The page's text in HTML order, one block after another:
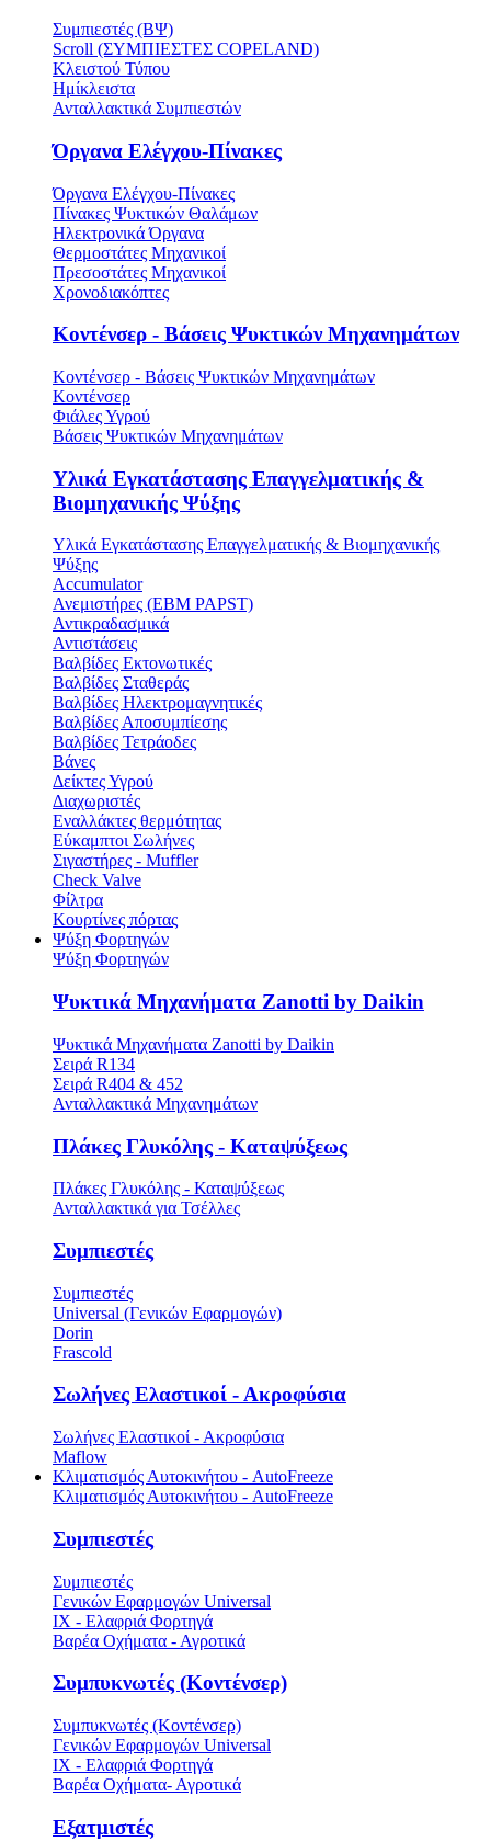
Συμπιεστές (ΒΨ)
Scroll (ΣΥΜΠΙΕΣΤΕΣ COPELAND)
Κλειστού Τύπου
Ημίκλειστα
Ανταλλακτικά Συμπιεστών
Όργανα Ελέγχου-Πίνακες
Όργανα Ελέγχου-Πίνακες
Πίνακες Ψυκτικών Θαλάμων
Ηλεκτρονικά Όργανα
Θερμοστάτες Μηχανικοί
Πρεσοστάτες Μηχανικοί
Χρονοδιακόπτες
Κοντένσερ - Βάσεις Ψυκτικών Μηχανημάτων
Κοντένσερ - Βάσεις Ψυκτικών Μηχανημάτων
Κοντένσερ
Φιάλες Υγρού
Βάσεις Ψυκτικών Μηχανημάτων
Υλικά Εγκατάστασης Επαγγελματικής &
Βιομηχανικής Ψύξης
Υλικά Εγκατάστασης Επαγγελματικής & Βιομηχανικής
Ψύξης
Accumulator
Ανεμιστήρες (ΕΒΜ PAPST)
Αντικραδασμικά
Αντιστάσεις
Βαλβίδες Εκτονωτικές
Βαλβίδες Σταθεράς
Βαλβίδες Ηλεκτρομαγνητικές
Βαλβίδες Αποσυμπίεσης
Βαλβίδες Τετράοδες
Βάνες
Δείκτες Υγρού
Διαχωριστές
Εναλλάκτες θερμότητας
Εύκαμπτοι Σωλήνες
Σιγαστήρες - Muffler
Check Valve
Φίλτρα
Κουρτίνες πόρτας
Ψύξη Φορτηγών
Ψύξη Φορτηγών
Ψυκτικά Μηχανήματα Zanotti by Daikin
Ψυκτικά Μηχανήματα Zanotti by Daikin
Σειρά R134
Σειρά R404 & 452
Ανταλλακτικά Μηχανημάτων
Πλάκες Γλυκόλης - Καταψύξεως
Πλάκες Γλυκόλης - Καταψύξεως
Ανταλλακτικά για Τσέλλες
Συμπιεστές
Συμπιεστές
Universal (Γενικών Εφαρμογών)
Dorin
Frascold
Σωλήνες Ελαστικοί - Ακροφύσια
Σωλήνες Ελαστικοί - Ακροφύσια
Maflow
Κλιματισμός Αυτοκινήτου - AutoFreeze
Κλιματισμός Αυτοκινήτου - AutoFreeze
Συμπιεστές
Συμπιεστές
Γενικών Εφαρμογών Universal
ΙΧ - Ελαφριά Φορτηγά
Βαρέα Οχήματα - Αγροτικά
Συμπυκνωτές (Κοντένσερ)
Συμπυκνωτές (Κοντένσερ)
Γενικών Εφαρμογών Universal
ΙΧ - Ελαφριά Φορτηγά
Βαρέα Οχήματα- Αγροτικά
Εξατμιστές